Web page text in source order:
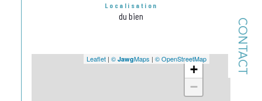
CONTACT
Localisation
du bien
+
−
Leaflet | © JawgMaps | © OpenStreetMap